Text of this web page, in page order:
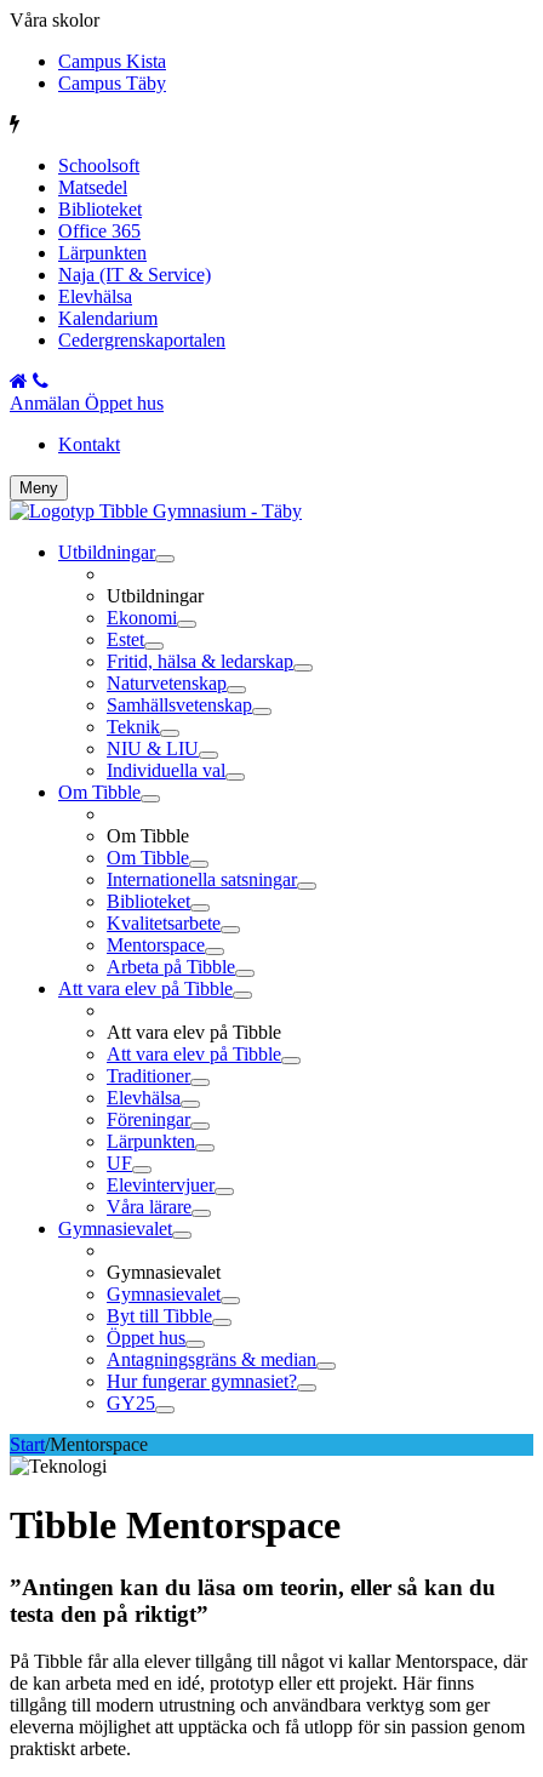
Våra skolor
Campus Kista
Campus Täby
Schoolsoft
Matsedel
Biblioteket
Office 365
Lärpunkten
Naja (IT & Service)
Elevhälsa
Kalendarium
Cedergrenskaportalen
Anmälan Öppet hus
Kontakt
Meny
Utbildningar
Utbildningar
Ekonomi
Estet
Fritid, hälsa & ledarskap
Naturvetenskap
Samhällsvetenskap
Teknik
NIU & LIU
Individuella val
Om Tibble
Om Tibble
Om Tibble
Internationella satsningar
Biblioteket
Kvalitetsarbete
Mentorspace
Arbeta på Tibble
Att vara elev på Tibble
Att vara elev på Tibble
Att vara elev på Tibble
Traditioner
Elevhälsa
Föreningar
Lärpunkten
UF
Elevintervjuer
Våra lärare
Gymnasievalet
Gymnasievalet
Gymnasievalet
Byt till Tibble
Öppet hus
Antagningsgräns & median
Hur fungerar gymnasiet?
GY25
Start/Mentorspace
Tibble Mentorspace
”Antingen kan du läsa om teorin, eller så kan du
testa den på riktigt”
På Tibble får alla elever tillgång till något vi kallar Mentorspace, där
de kan arbeta med en idé, prototyp eller ett projekt. Här finns
tillgång till modern utrustning och användbara verktyg som ger
eleverna möjlighet att upptäcka och få utlopp för sin passion genom
praktiskt arbete.